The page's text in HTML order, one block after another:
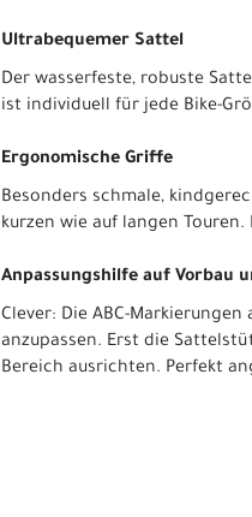
Ultrabequemer Sattel
Der wasserfeste, robuste
ist individuell für jede Bike-
Ergonomische Griffe
Besonders schmale,
kurzen wie auf langen
Anpassungshilfe auf Vorbau
Clever: Die ABC-
anzupassen. Erst die
Bereich ausrichten. Perfekt